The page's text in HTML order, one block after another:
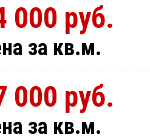
000 руб.
за кв.м.
000 руб.
за кв.м.